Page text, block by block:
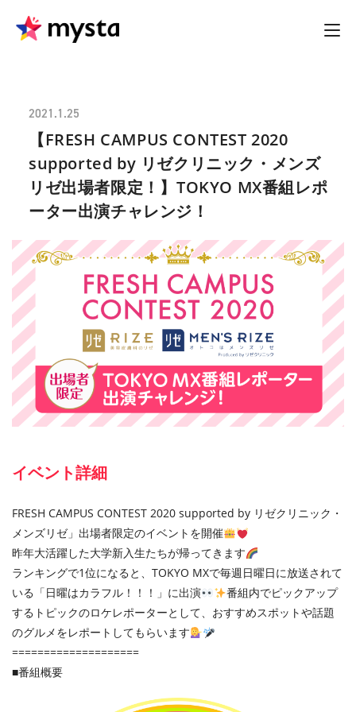
2021.1.25
【FRESH CAMPUS CONTEST 2020
supported by リゼクリニック・メンズ
リゼ出場者限定！】 TOKYO MX番組レポ
ーター出演チャレンジ！
イベント詳細
FRESH CAMPUS CONTEST 2020 supported by リゼクリニック・
メンズリゼ」出場者限定のイベントを開催
昨年大活躍した大学新入生たちが帰ってきます
ランキングで1位になると、TOKYO MXで毎週日曜日に放送されて
いる「日曜はカラフル！！！」に出演
番組内でピックアップ
するトピックのロケレポーターとして、おすすめスポットや話題
のグルメをレポートしてもらいます
====================
■番組概要